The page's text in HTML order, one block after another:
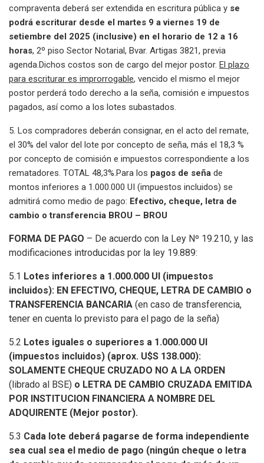
compraventa deberá ser extendida en escritura pública y se
podrá escriturar desde el martes 9 a viernes 19 de
setiembre del 2025 (inclusive) en el horario de 12 a 16
horas, 2º piso Sector Notarial, Bvar. Artigas 3821, previa
agenda. Dichos costos son de cargo del mejor postor. El plazo
para escriturar es improrrogable, vencido el mismo el mejor
postor perderá todo derecho a la seña, comisión e impuestos
pagados, así como a los lotes subastados.
5. Los compradores deberán consignar, en el acto del remate,
el 30% del valor del lote por concepto de seña, más el 18,3 %
por concepto de comisión e impuestos correspondiente a los
rematadores. TOTAL 48,3%. Para los pagos de seña de
montos inferiores a 1.000.000 UI (impuestos incluidos) se
admitirá como medio de pago: Efectivo, cheque, letra de
cambio o transferencia BROU – BROU
FORMA DE PAGO – De acuerdo con la Ley Nº 19.210, y las
modificaciones introducidas por la ley 19.889:
5.1 Lotes inferiores a 1.000.000 UI (impuestos
incluidos): EN EFECTIVO, CHEQUE, LETRA DE CAMBIO o
TRANSFERENCIA BANCARIA (en caso de transferencia,
tener en cuenta lo previsto para el pago de la seña)
5.2 Lotes iguales o superiores a 1.000.000 UI
(impuestos incluidos) (aprox. U$S 138.000):
SOLAMENTE CHEQUE CRUZADO NO A LA ORDEN
(librado al BSE) o LETRA DE CAMBIO CRUZADA EMITIDA
POR INSTITUCION FINANCIERA A NOMBRE DEL
ADQUIRENTE (Mejor postor).
5.3 Cada lote deberá pagarse de forma independiente
sea cual sea el medio de pago (ningún cheque o letra